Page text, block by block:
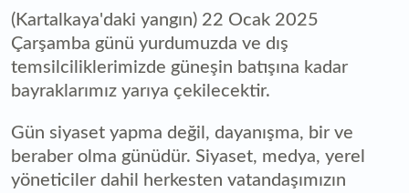
(Kartalkaya'daki yangın) 22 Ocak 2025
Çarşamba günü yurdumuzda ve dış
temsilciliklerimizde güneşin batışına kadar
bayraklarımız yarıya çekilecektir.
Gün siyaset yapma değil, dayanışma, bir ve
beraber olma günüdür. Siyaset, medya, yerel
yöneticiler dahil herkesten vatandaşımızın